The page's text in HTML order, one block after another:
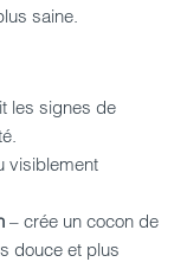
saine.
les signes de
visiblement
– crée un cocon de
douce et plus